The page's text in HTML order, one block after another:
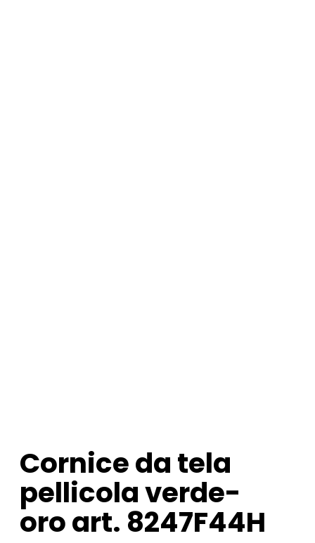
Cornice da tela
pellicola verde-
oro art. 8247F44H